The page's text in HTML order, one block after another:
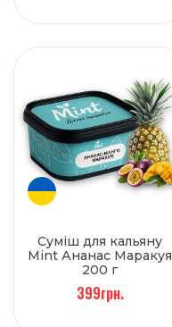
Суміш для кальяну
Mint Ананас Маракуя
200 г
399грн.